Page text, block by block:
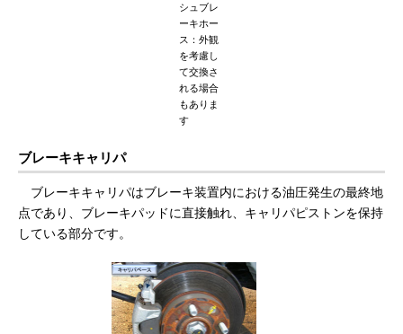
シュブレ
ーキホー
ス：外観
を考慮し
て交換さ
れる場合
もありま
す
ブレーキキャリパ
ブレーキキャリパはブレーキ装置内における油圧発生の最終地
点であり、ブレーキパッドに直接触れ、キャリパピストンを保持
している部分です。